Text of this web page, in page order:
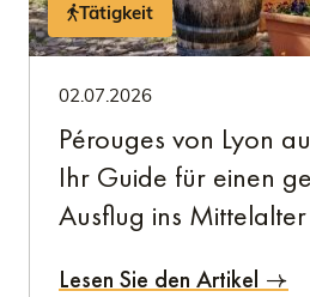
Tätigkeit
02.07.2026
Pérouges von Lyon
Ihr Guide für einen
Ausflug ins Mittelalter
Lesen Sie den Artikel